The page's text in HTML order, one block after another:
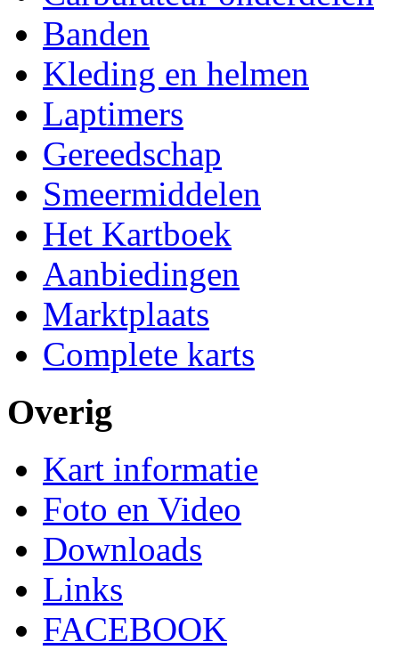
Banden
Kleding en helmen
Laptimers
Gereedschap
Smeermiddelen
Het Kartboek
Aanbiedingen
Marktplaats
Complete karts
Overig
Kart informatie
Foto en Video
Downloads
Links
FACEBOOK